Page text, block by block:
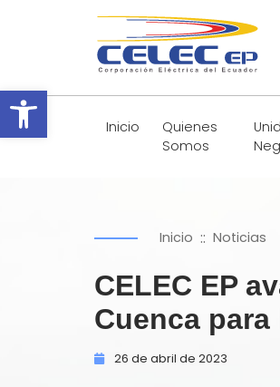
Abrir barra de
Inicio
Quienes
Somos
Inicio :: Noticias
CELEC EP
Cuenca
26 de abril de 2023